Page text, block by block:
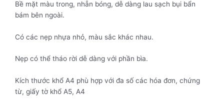
Bề mặt màu trong, nhẵn bóng, dễ dàng lau sạch bụi bẩn
bám bên ngoài.
Có các nẹp nhựa nhỏ, màu sắc khác nhau.
Nẹp có thể tháo rời dễ dàng với phần bìa.
Kích thước khổ A4 phù hợp với đa số các hóa đơn, chứng
từ, giấy tờ khổ A5, A4